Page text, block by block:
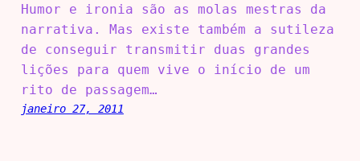
Humor e ironia são as molas mestras da
narrativa. Mas existe também a sutileza
de conseguir transmitir duas grandes
lições para quem vive o início de um
rito de passagem…
janeiro 27, 2011